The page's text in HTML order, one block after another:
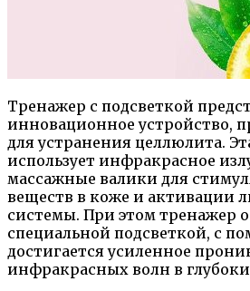
Тренажер с подсветкой
инновационное устройство,
для устранения целлюлита.
использует инфракрасное
массажные валики для
веществ в коже и активации
системы. При этом тренажер
специальной подсветкой, с
достигается усиленное
инфракрасных волн в